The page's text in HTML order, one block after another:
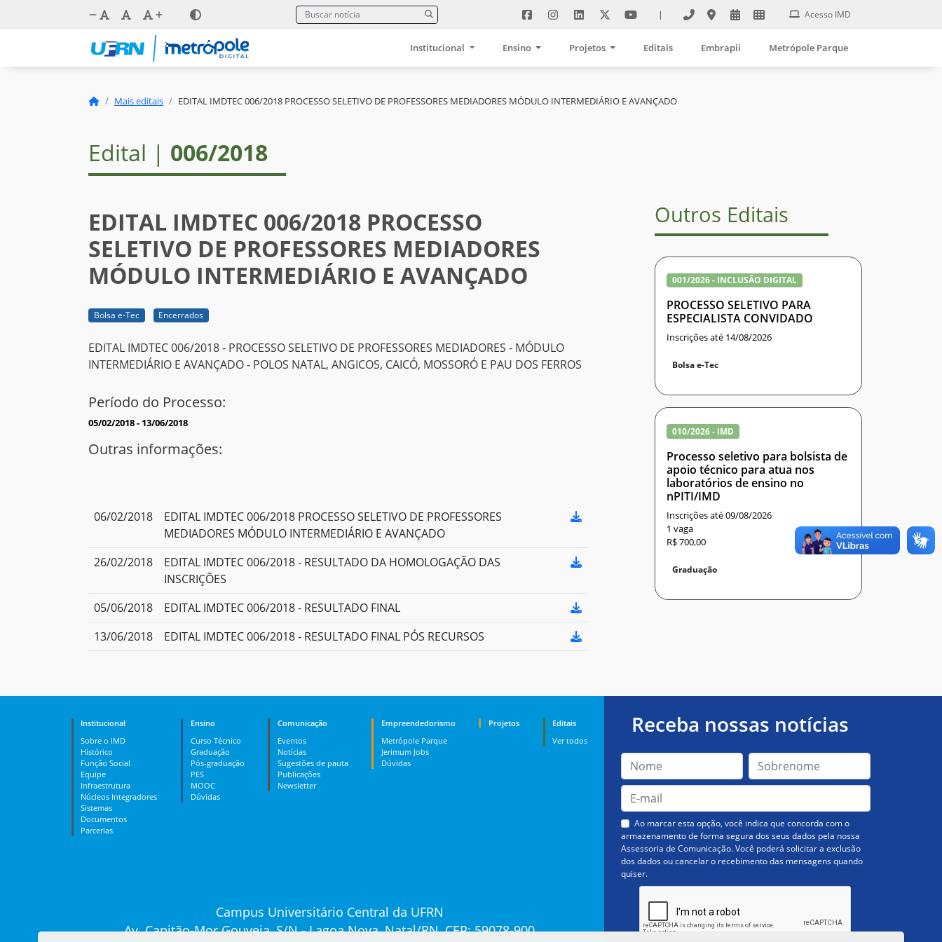
| Acesso IMD
Institucional Ensino Projetos Editais Embrapii Metrópole Parque
Mais editais EDITAL IMDTEC 006/2018 PROCESSO SELETIVO DE PROFESSORES MEDIADORES MÓDULO INTERMEDIÁRIO E AVANÇADO
Edital | 006/2018
EDITAL IMDTEC 006/2018 PROCESSO
SELETIVO DE PROFESSORES MEDIADORES
MÓDULO INTERMEDIÁRIO E AVANÇADO
Bolsa e-Tec Encerrados
EDITAL IMDTEC 006/2018 - PROCESSO SELETIVO DE PROFESSORES MEDIADORES - MÓDULO
INTERMEDIÁRIO E AVANÇADO - POLOS NATAL, ANGICOS, CAICÓ, MOSSORÓ E PAU DOS FERROS
Período do Processo:
05/02/2018 - 13/06/2018
Outras informações:
06/02/2018
EDITAL IMDTEC 006/2018 PROCESSO SELETIVO DE PROFESSORES
MEDIADORES MÓDULO INTERMEDIÁRIO E AVANÇADO
26/02/2018
EDITAL IMDTEC 006/2018 - RESULTADO DA HOMOLOGAÇÃO DAS
INSCRIÇÕES
05/06/2018
EDITAL IMDTEC 006/2018 - RESULTADO FINAL
13/06/2018
EDITAL IMDTEC 006/2018 - RESULTADO FINAL PÓS RECURSOS
Outros Editais
001/2026 - INCLUSÃO DIGITAL
PROCESSO SELETIVO PARA
ESPECIALISTA CONVIDADO
Inscrições até 14/08/2026
Bolsa e-Tec
010/2026 - IMD
Processo seletivo para bolsista de
apoio técnico para atua nos
laboratórios de ensino no
nPITI/IMD
Inscrições até 09/08/2026
1 vaga
R$ 700,00
Graduação
Institucional
Sobre o IMD
Histórico
Função Social
Equipe
Infraestrutura
Núcleos Integradores
Sistemas
Documentos
Parcerias
Ensino
Curso Técnico
Graduação
Pós-graduação
PES
MOOC
Dúvidas
Comunicação
Eventos
Notícias
Sugestões de pauta
Publicações
Newsletter
Empreendedorismo
Metrópole Parque
Jerimum Jobs
Dúvidas
Projetos
Editais
Ver todos
Campus Universitário Central da UFRN
Av. Capitão-Mor Gouveia, S/N - Lagoa Nova, Natal/RN, CEP: 59078-900
Receba nossas notícias
Ao marcar esta opção, você indica que concorda com o
armazenamento de forma segura dos seus dados pela nossa
Assessoria de Comunicação. Você poderá solicitar a exclusão
dos dados ou cancelar o recebimento das mensagens quando
quiser.